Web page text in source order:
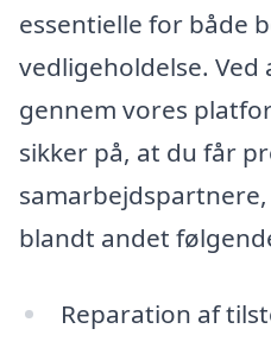
essentielle for både
vedligeholdelse.
gennem vores
sikker på, at du får
blandt andet
Reparation af